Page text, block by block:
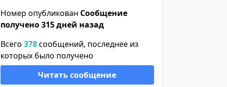
Номер опубликован Сообщение
получено 315 дней назад
Всего 378сообщений, последнее из
которых было получено
Читать сообщение